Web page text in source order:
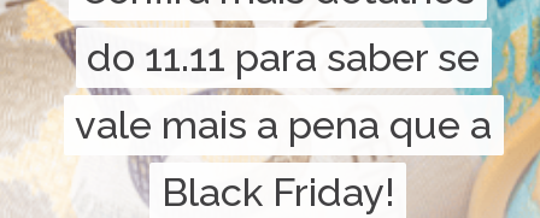
do 11.11 para saber se
vale mais a pena que a
Black Friday!
do 11.11 para saber se
vale mais a pena que a
Black Friday!